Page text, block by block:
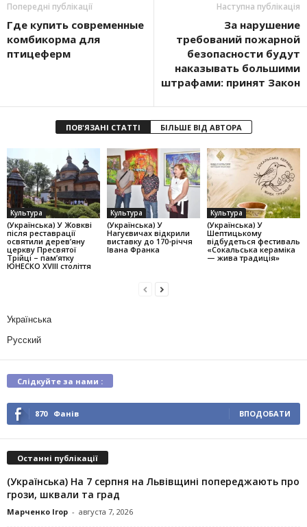
Попередні публікації
Где купить современные
комбикорма для
птицеферм
Наступна публікація
За нарушение
требований пожарной
безопасности будут
наказывать большими
штрафами: принят Закон
ПОВ'ЯЗАНІ СТАТТІ БІЛЬШЕ ВІД АВТОРА
Культура
(Українська) У Жовкві
після реставрації
освятили дерев’яну
церкву Пресвятої
Трійці – пам’ятку
ЮНЕСКО XVIII століття
Культура
(Українська) У
Нагуєвичах відкрили
виставку до 170-річчя
Івана Франка
Культура
(Українська) У
Шептицькому
відбудеться фестиваль
«Сокальська кераміка
— жива традиція»
Українська
Русский
Слідкуйте за нами :
870 Фанів ВПОДОБАТИ
Останні публікації
(Українська) На 7 серпня на Львівщині попереджають про
грози, шквали та град
Марченко Ігор - августа 7, 2026